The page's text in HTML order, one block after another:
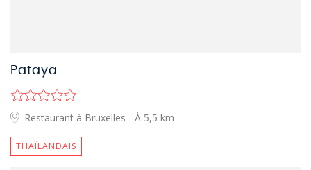
Pataya
Restaurant à Bruxelles - À 5,5 km
THAÏLANDAIS